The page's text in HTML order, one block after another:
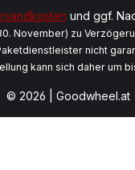
und ggf.
November) zu
nicht
kann sich daher um
© 2026 | Goodwheel.at